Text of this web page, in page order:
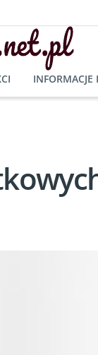
INFORMACJE